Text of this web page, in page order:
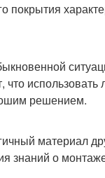
покрытия
использовать
решением.
материал
знаний о